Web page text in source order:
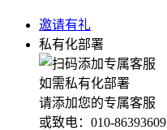
邀请有礼
私有化部署
如需私有化部署
请添加您的专属客服
或致电：010-86393609